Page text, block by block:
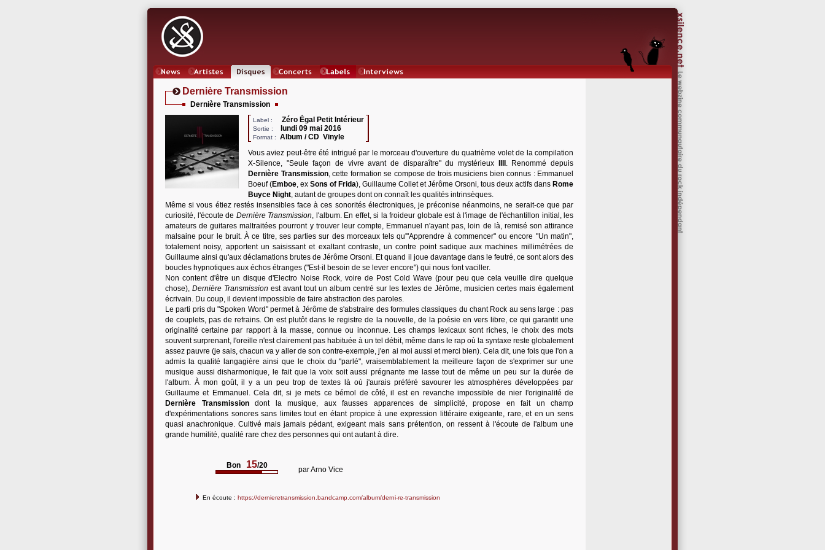
Dernière Transmission
Dernière Transmission
Label : Zéro Égal Petit Intérieur
Sortie : lundi 09 mai 2016
Format :
Album / CD Vinyle
Vous aviez peut-être été intrigué par le morceau d'ouverture du quatrième volet de la compilation
X-Silence, "Seule façon de vivre avant de disparaître" du mystérieux
. Renommé depuis
Dernière Transmission, cette formation se compose de trois musiciens bien connus : Emmanuel
Boeuf (Emboe, ex Sons of Frida), Guillaume Collet et Jérôme Orsoni, tous deux actifs dans Rome
Buyce Night, autant de groupes dont on connaît les qualités intrinsèques.
Même si vous étiez restés insensibles face à ces sonorités électroniques, je préconise néanmoins, ne serait-ce que par
curiosité, l'écoute de Dernière Transmission, l'album. En effet, si la froideur globale est à l'image de l'échantillon initial, les
amateurs de guitares maltraitées pourront y trouver leur compte, Emmanuel n'ayant pas, loin de là, remisé son attirance
malsaine pour le bruit. À ce titre, ses parties sur des morceaux tels qu'"Apprendre à commencer" ou encore "Un matin",
totalement noisy, apportent un saisissant et exaltant contraste, un contre point sadique aux machines millimétrées de
Guillaume ainsi qu'aux déclamations brutes de Jérôme Orsoni. Et quand il joue davantage dans le feutré, ce sont alors des
boucles hypnotiques aux échos étranges ("Est-il besoin de se lever encore") qui nous font vaciller.
Non content d'être un disque d'Electro Noise Rock, voire de Post Cold Wave (pour peu que cela veuille dire quelque
chose), Dernière Transmission est avant tout un album centré sur les textes de Jérôme, musicien certes mais également
écrivain. Du coup, il devient impossible de faire abstraction des paroles.
Le parti pris du "Spoken Word" permet à Jérôme de s'abstraire des formules classiques du chant Rock au sens large : pas
de couplets, pas de refrains. On est plutôt dans le registre de la nouvelle, de la poésie en vers libre, ce qui garantit une
originalité certaine par rapport à la masse, connue ou inconnue. Les champs lexicaux sont riches, le choix des mots
souvent surprenant, l'oreille n'est clairement pas habituée à un tel débit, même dans le rap où la syntaxe reste globalement
assez pauvre (je sais, chacun va y aller de son contre-exemple, j'en ai moi aussi et merci bien). Cela dit, une fois que l'on a
admis la qualité langagière ainsi que le choix du "parlé", vraisemblablement la meilleure façon de s'exprimer sur une
musique aussi disharmonique, le fait que la voix soit aussi prégnante me lasse tout de même un peu sur la durée de
l'album. À mon goût, il y a un peu trop de textes là où j'aurais préféré savourer les atmosphères développées par
Guillaume et Emmanuel. Cela dit, si je mets ce bémol de côté, il est en revanche impossible de nier l'originalité de
Dernière Transmissiondont la musique, aux fausses apparences de simplicité, propose en fait un champ
d'expérimentations sonores sans limites tout en étant propice à une expression littéraire exigeante, rare, et en un sens
quasi anachronique. Cultivé mais jamais pédant, exigeant mais sans prétention, on ressent à l'écoute de l'album une
grande humilité, qualité rare chez des personnes qui ont autant à dire.
Bon 15/20 parArno Vice
En écoute : https://dernieretransmission.bandcamp.com/album/derni-re-transmission